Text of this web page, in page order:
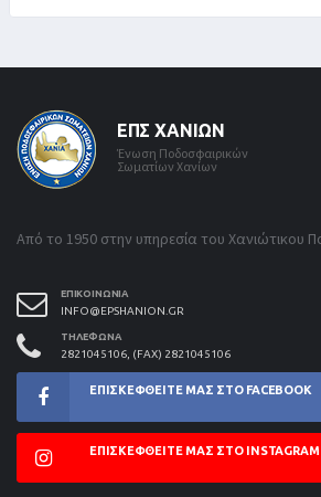
ΕΠΣ ΧΑΝΊΩΝ
Ένωση Ποδοσφαιρικών
Σωματίων Χανίων
Από το 1950 στην υπηρεσία του Χανιώτικου
ΕΠΙΚΟΙΝΩΝΊΑ
INFO@EPSHANION.GR
ΤΗΛΈΦΩΝΑ
2821045106, (FAX) 2821045106
ΕΠΙΣΚΕΦΘΕΊΤΕ ΜΑΣ ΣΤΟ FACEBOOK
ΕΠΙΣΚΕΦΘΕΊΤΕ ΜΑΣ ΣΤΟ INSTAGRAM